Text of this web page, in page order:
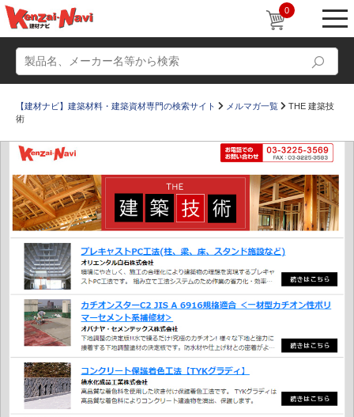
0
動画 ショールーム
かたなび コラム
すまいリング 設計士インタビュー
Q＆A 販売・施工代理店募集
お気に入り
【建材ナビ】建築材料・建築資材専門の検索サイト メルマガ一覧
THE 建築技
術